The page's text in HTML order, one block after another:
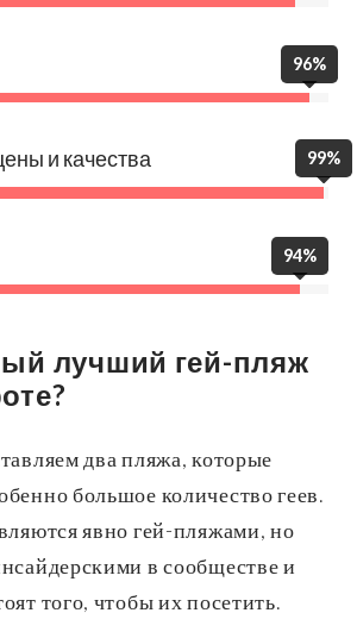
96%
и качества 99%
94%
лучший гей-пляж
два пляжа, которые
большое количество геев.
явно гей-пляжами, но
в сообществе и
того, чтобы их посетить.